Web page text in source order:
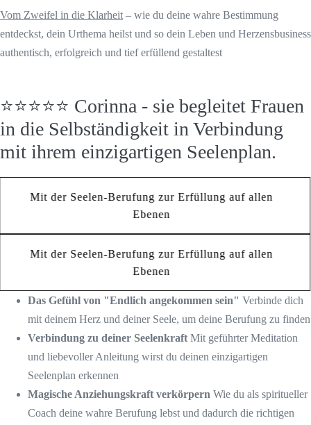
Vom Zweifel in die Klarheit – wie du deine wahre Bestimmung
entdeckst, dein Urthema heilst und so dein Leben und Herzensbusiness
authentisch, erfolgreich und tief erfüllend gestaltest
⭐️⭐️⭐️⭐️⭐️ Corinna - sie begleitet Frauen
in die Selbständigkeit in Verbindung
mit ihrem einzigartigen Seelenplan.
Mit der Seelen-Berufung zur Erfüllung auf allen
Ebenen
Mit der Seelen-Berufung zur Erfüllung auf allen
Ebenen
Das Gefühl von "Endlich angekommen sein" Verbinde dich
mit deinem Herz und deiner Seele, um deine Berufung zu finden
Verbindung zu deiner Seelenkraft Mit geführter Meditation
und liebevoller Anleitung wirst du deinen einzigartigen
Seelenplan erkennen
Magische Anziehungskraft verkörpern Wie du als spiritueller
Coach deine wahre Berufung lebst und dadurch die richtigen